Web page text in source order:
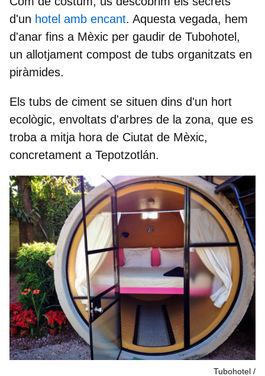
d'un hotel amb encant. Aquesta vegada, hem
d'anar fins a Mèxic per gaudir de Tubohotel,
un allotjament compost de tubs organitzats en
piràmides.
Els tubs de ciment se situen dins d'un hort
ecològic, envoltats d'arbres de la zona, que es
troba a mitja hora de Ciutat de Mèxic,
concretament a Tepotzotlán.
Tubohotel